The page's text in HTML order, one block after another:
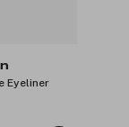
Eyeliner